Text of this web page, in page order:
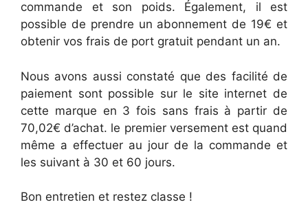
commande et son poids. Également, il est
possible de prendre un abonnement de 19€ et
obtenir vos frais de port gratuit pendant un an.
Nous avons aussi constaté que des facilité de
paiement sont possible sur le site internet de
cette marque en 3 fois sans frais à partir de
70,02€ d’achat. le premier versement est quand
même a effectuer au jour de la commande et
les suivant à 30 et 60 jours.
Bon entretien et restez classe !